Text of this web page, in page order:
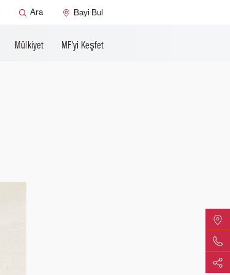
Ara Bayi Bul
Mülkiyet MF'yi Keşfet
MF
Bize
Paylaş